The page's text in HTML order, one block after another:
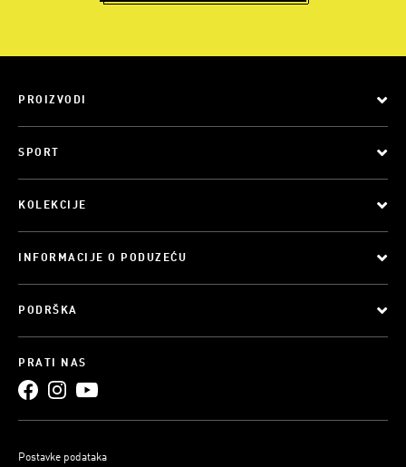
PROIZVODI
SPORT
KOLEKCIJE
INFORMACIJE O PODUZEĆU
PODRŠKA
PRATI NAS
Postavke podataka